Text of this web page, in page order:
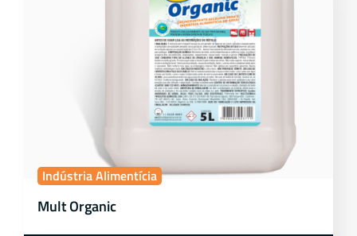
Indústria Alimentícia
Mult Organic